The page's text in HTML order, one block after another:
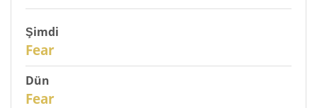
Şimdi
Fear
Dün
Fear